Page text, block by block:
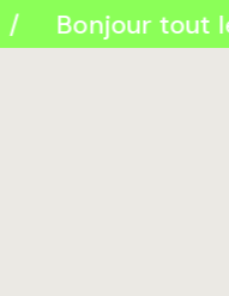
Bonjour tout